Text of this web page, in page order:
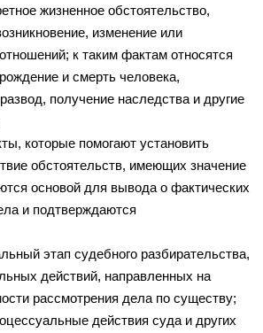
жизненное обстоятельство,
изменение или
к таким фактам относятся
и смерть человека,
получение наследства и другие
которые помогают установить
обстоятельств, имеющих значение
основой для вывода о фактических
и подтверждаются
этап судебного разбирательства,
действий, направленных на
рассмотрения дела по существу;
действия суда и других